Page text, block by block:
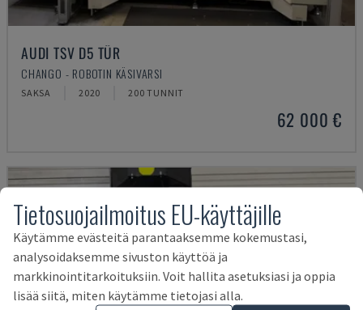
AUDI TSV D5 TÜR
CHANGO - ROBOTIN KÄSIVARSI
SAKSA 2020 200 TUNNIT
62 000 €
Tietosuojailmoitus EU-käyttäjille
Käytämme evästeitä parantaaksemme kokemustasi,
analysoidaksemme sivuston käyttöä ja
markkinointitarkoituksiin. Voit hallita asetuksiasi ja oppia
lisää siitä, miten käytämme tietojasi alla.